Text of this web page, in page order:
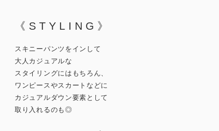
《STYLING》
スキニーパンツをインして
大人カジュアルな
スタイリングにはもちろん、
ワンピースやスカートなどに
カジュアルダウン要素として
取り入れるのも◎